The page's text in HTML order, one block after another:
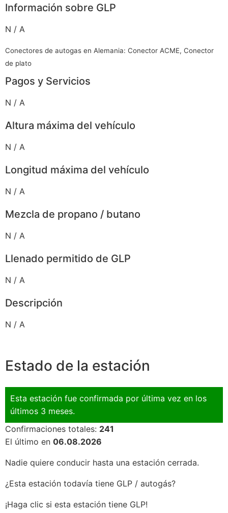
Información sobre GLP
N / A
Conectores de autogas en Alemania: Conector ACME, Conector
de plato
Pagos y Servicios
N / A
Altura máxima del vehículo
N / A
Longitud máxima del vehículo
N / A
Mezcla de propano / butano
N / A
Llenado permitido de GLP
N / A
Descripción
N / A
Estado de la estación
Esta estación fue confirmada por última vez en los
últimos 3 meses.
Confirmaciones totales: 241
El último en 06.08.2026
Nadie quiere conducir hasta una estación cerrada.
¿Esta estación todavía tiene GLP / autogás?
¡Haga clic si esta estación tiene GLP!